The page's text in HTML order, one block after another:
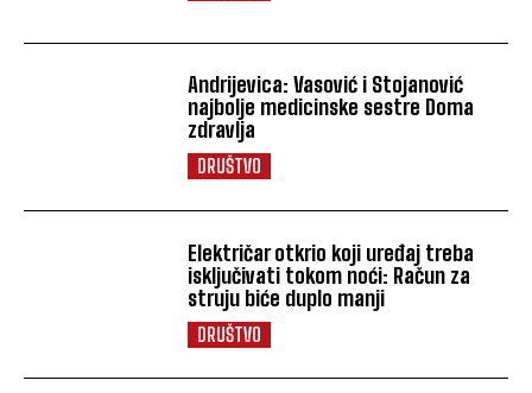
Andrijevica: Vasović i Stojanović
najbolje medicinske sestre Doma
zdravlja
DRUŠTVO
Električar otkrio koji uređaj treba
isključivati tokom noći: Račun za
struju biće duplo manji
DRUŠTVO